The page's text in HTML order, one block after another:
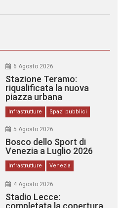
6 Agosto 2026
Stazione Teramo:
riqualificata la nuova
piazza urbana
Infrastrutture Spazi pubblici
5 Agosto 2026
Bosco dello Sport di
Venezia a Luglio 2026
Infrastrutture Venezia
4 Agosto 2026
Stadio Lecce: